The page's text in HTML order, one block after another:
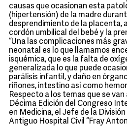
causas que ocasionan esta
(hipertensión) de la madre
desprendimiento de la placenta,
cordón umbilical del bebé y la
“Una las complicaciones más
neonatal es lo que llamamos
isquémica, que es la falta de
generalizada lo que puede
parálisis infantil, y daño en
riñones, intestino así como
Respecto a los temas que se
Décima Edición del Congreso
en Medicina, el Jefe de la
Antiguo Hospital Civil “Fray